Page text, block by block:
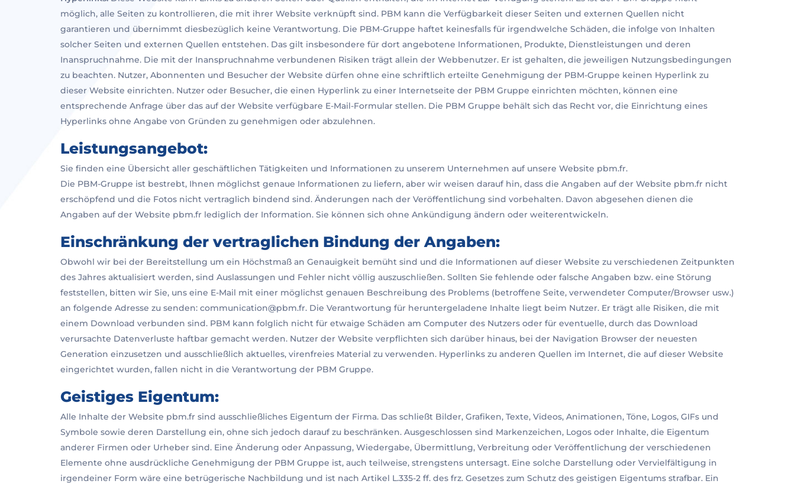
möglich, alle Seiten zu kontrollieren, die mit ihrer Website verknüpft sind. PBM kann die Verfügbarkeit dieser Seiten und externen Quellen nicht
garantieren und übernimmt diesbezüglich keine Verantwortung. Die PBM-Gruppe haftet keinesfalls für irgendwelche Schäden, die infolge von Inhalten
solcher Seiten und externen Quellen entstehen. Das gilt insbesondere für dort angebotene Informationen, Produkte, Dienstleistungen und deren
Inanspruchnahme. Die mit der Inanspruchnahme verbundenen Risiken trägt allein der Webbenutzer. Er ist gehalten, die jeweiligen Nutzungsbedingungen
zu beachten. Nutzer, Abonnenten und Besucher der Website dürfen ohne eine schriftlich erteilte Genehmigung der PBM-Gruppe keinen Hyperlink zu
dieser Website einrichten. Nutzer oder Besucher, die einen Hyperlink zu einer Internetseite der PBM Gruppe einrichten möchten, können eine
entsprechende Anfrage über das auf der Website verfügbare E-Mail-Formular stellen. Die PBM Gruppe behält sich das Recht vor, die Einrichtung eines
Hyperlinks ohne Angabe von Gründen zu genehmigen oder abzulehnen.
Leistungsangebot:
Sie finden eine Übersicht aller geschäftlichen Tätigkeiten und Informationen zu unserem Unternehmen auf unsere Website pbm.fr.
Die PBM-Gruppe ist bestrebt, Ihnen möglichst genaue Informationen zu liefern, aber wir weisen darauf hin, dass die Angaben auf der Website pbm.fr nicht
erschöpfend und die Fotos nicht vertraglich bindend sind. Änderungen nach der Veröffentlichung sind vorbehalten. Davon abgesehen dienen die
Angaben auf der Website pbm.fr lediglich der Information. Sie können sich ohne Ankündigung ändern oder weiterentwickeln.
Einschränkung der vertraglichen Bindung der Angaben:
Obwohl wir bei der Bereitstellung um ein Höchstmaß an Genauigkeit bemüht sind und die Informationen auf dieser Website zu verschiedenen Zeitpunkten
des Jahres aktualisiert werden, sind Auslassungen und Fehler nicht völlig auszuschließen. Sollten Sie fehlende oder falsche Angaben bzw. eine Störung
feststellen, bitten wir Sie, uns eine E-Mail mit einer möglichst genauen Beschreibung des Problems (betroffene Seite, verwendeter Computer/Browser usw.)
an folgende Adresse zu senden: communication@pbm.fr. Die Verantwortung für heruntergeladene Inhalte liegt beim Nutzer. Er trägt alle Risiken, die mit
einem Download verbunden sind. PBM kann folglich nicht für etwaige Schäden am Computer des Nutzers oder für eventuelle, durch das Download
verursachte Datenverluste haftbar gemacht werden. Nutzer der Website verpflichten sich darüber hinaus, bei der Navigation Browser der neuesten
Generation einzusetzen und ausschließlich aktuelles, virenfreies Material zu verwenden. Hyperlinks zu anderen Quellen im Internet, die auf dieser Website
eingerichtet wurden, fallen nicht in die Verantwortung der PBM Gruppe.
Geistiges Eigentum:
Alle Inhalte der Website pbm.fr sind ausschließliches Eigentum der Firma. Das schließt Bilder, Grafiken, Texte, Videos, Animationen, Töne, Logos, GIFs und
Symbole sowie deren Darstellung ein, ohne sich jedoch darauf zu beschränken. Ausgeschlossen sind Markenzeichen, Logos oder Inhalte, die Eigentum
anderer Firmen oder Urheber sind. Eine Änderung oder Anpassung, Wiedergabe, Übermittlung, Verbreitung oder Veröffentlichung der verschiedenen
Elemente ohne ausdrückliche Genehmigung der PBM Gruppe ist, auch teilweise, strengstens untersagt. Eine solche Darstellung oder Vervielfältigung in
irgendeiner Form wäre eine betrügerische Nachbildung und ist nach Artikel L.335-2 ff. des frz. Gesetzes zum Schutz des geistigen Eigentums strafbar. Ein